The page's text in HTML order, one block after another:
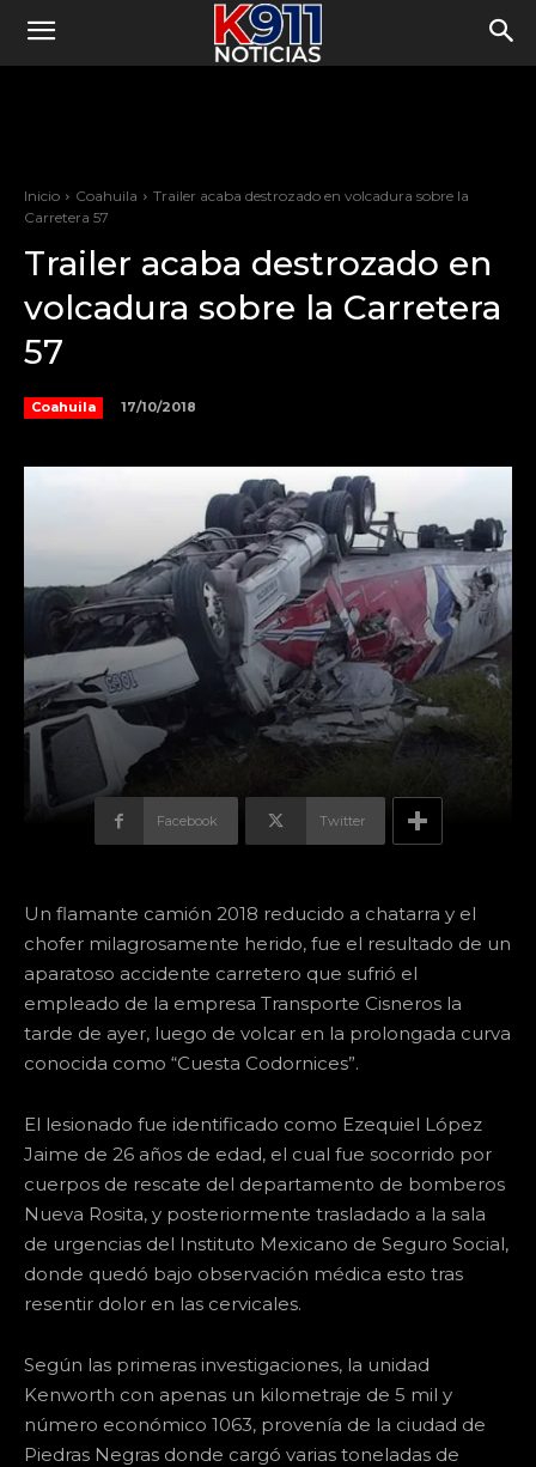
Inicio Coahuila
Trailer acaba destrozado en volcadura sobre la
Carretera 57
Trailer acaba destrozado en
volcadura sobre la Carretera
57
Coahuila 17/10/2018
Facebook Twitter
Un flamante camión 2018 reducido a chatarra y el
chofer milagrosamente herido, fue el resultado de un
aparatoso accidente carretero que sufrió el
empleado de la empresa Transporte Cisneros la
tarde de ayer, luego de volcar en la prolongada curva
conocida como “Cuesta Codornices”.
El lesionado fue identificado como Ezequiel López
Jaime de 26 años de edad, el cual fue socorrido por
cuerpos de rescate del departamento de bomberos
Nueva Rosita, y posteriormente trasladado a la sala
de urgencias del Instituto Mexicano de Seguro Social,
donde quedó bajo observación médica esto tras
resentir dolor en las cervicales.
Según las primeras investigaciones, la unidad
Kenworth con apenas un kilometraje de 5 mil y
número económico 1063, provenía de la ciudad de
Piedras Negras donde cargó varias toneladas de